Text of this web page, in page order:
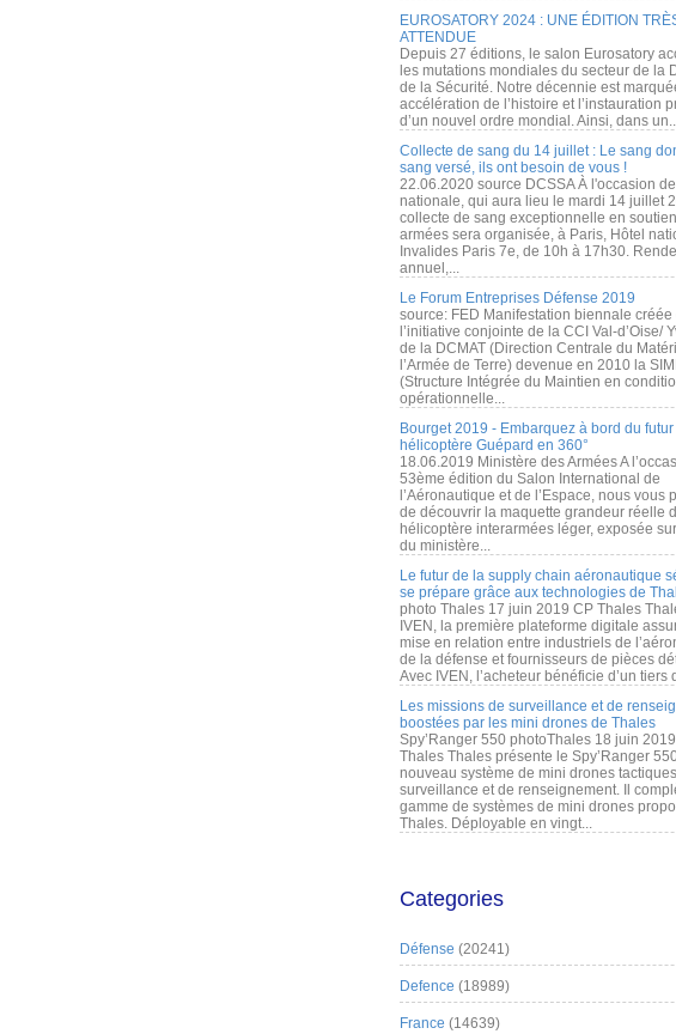
EUROSATORY 2024 : UNE ÉDITION
ATTENDUE
Depuis 27 éditions, le salon Eurosatory
les mutations mondiales du secteur de la
de la Sécurité. Notre décennie est
accélération de l’histoire et l’instauration
d’un nouvel ordre mondial. Ainsi, dans
Collecte de sang du 14 juillet : Le sang
sang versé, ils ont besoin de vous !
22.06.2020 source DCSSA À l'occasion
nationale, qui aura lieu le mardi 14 juillet
collecte de sang exceptionnelle en
armées sera organisée, à Paris, Hôtel
Invalides Paris 7e, de 10h à 17h30.
annuel,...
Le Forum Entreprises Défense 2019
source: FED Manifestation biennale
l’initiative conjointe de la CCI Val-d’Oise/
de la DCMAT (Direction Centrale du
l’Armée de Terre) devenue en 2010 la
(Structure Intégrée du Maintien en
opérationnelle...
Bourget 2019 - Embarquez à bord du futur
hélicoptère Guépard en 360°
18.06.2019 Ministère des Armées A
53ème édition du Salon International de
l’Aéronautique et de l’Espace, nous vous
de découvrir la maquette grandeur réelle
hélicoptère interarmées léger, exposée
du ministère...
Le futur de la supply chain aéronautique
se prépare grâce aux technologies de
photo Thales 17 juin 2019 CP Thales
IVEN, la première plateforme digitale
mise en relation entre industriels de
de la défense et fournisseurs de pièces
Avec IVEN, l’acheteur bénéficie d’un tiers
Les missions de surveillance et de
boostées par les mini drones de Thales
Spy’Ranger 550 photoThales 18 juin
Thales Thales présente le Spy’Ranger
nouveau système de mini drones
surveillance et de renseignement. Il
gamme de systèmes de mini drones
Thales. Déployable en vingt...
Categories
Défense (20241)
Defence (18989)
France (14639)